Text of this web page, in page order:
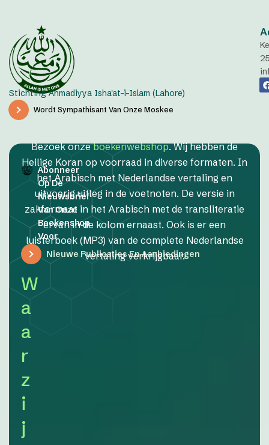
Stichting Ahmadiyya Isha'at-i-Islam (Lahore)
Wordt Sympathisant Van Onze Moskee
Abonneer
Op De
Nieuwsbrief
Van Onze
Boekenshop
Voor
Nieuwe Publicaties En Aanbiedingen
W
a
a
r
z
i
j
Bezoek onzeboekenwebshop. Wij hebben de
Heilige Koran op voorraad in diverse formaten. In
het Arabisch met Nederlandse vertaling en
uitvoerig uitleg in de voetnoten. De versie in
zakformaat in het Arabisch met de transliteratie
ervan in de kolom ernaast. Ook is er een
luisterboek (MP3) van de complete Nederlandse
vertaling verkrijgbaar.